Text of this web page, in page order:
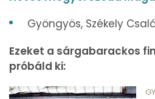
Gyöngyös, Székely
Ezeket a sárgabarackos
próbáld ki: